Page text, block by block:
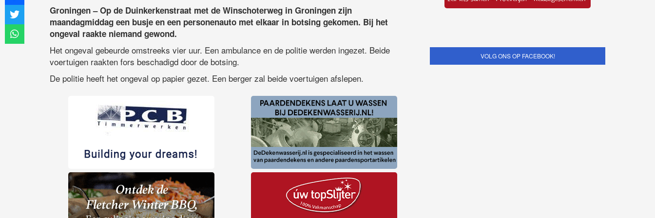
Groningen – Op de Duinkerkenstraat met de Winschoterweg in Groningen zijn
maandagmiddag een busje en een personenauto met elkaar in botsing gekomen. Bij het
ongeval raakte niemand gewond.
Het ongeval gebeurde omstreeks vier uur. Een ambulance en de politie werden ingezet. Beide
voertuigen raakten fors beschadigd door de botsing.
De politie heeft het ongeval op papier gezet. Een berger zal beide voertuigen afslepen.
VOLG ONS OP FACEBOOK!